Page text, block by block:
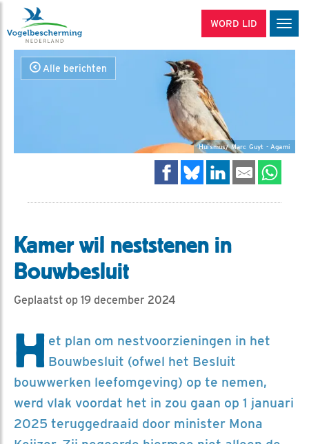
WORD LID
Alle berichten
Huismus/ Marc Guyt - Agami
Kamer wil neststenen in
Bouwbesluit
Geplaatst op 19 december 2024
H et plan om nestvoorzieningen in het
Bouwbesluit (ofwel het Besluit
bouwwerken leefomgeving) op te nemen,
werd vlak voordat het in zou gaan op 1 januari
2025 teruggedraaid door minister Mona